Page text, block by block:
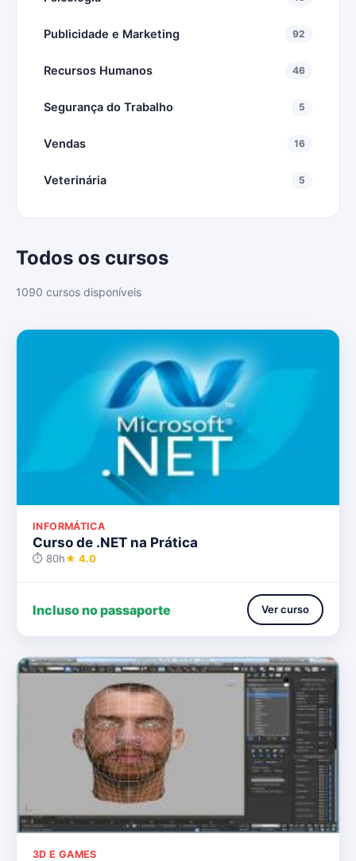
Publicidade e Marketing 92
Recursos Humanos 46
Segurança do Trabalho 5
Vendas 16
Veterinária 5
Todos os cursos
1090 cursos disponíveis
INFORMÁTICA
Curso de .NET na Prática
⏱ 80h★ 4.0
Incluso no passaporte Ver curso
3D E GAMES